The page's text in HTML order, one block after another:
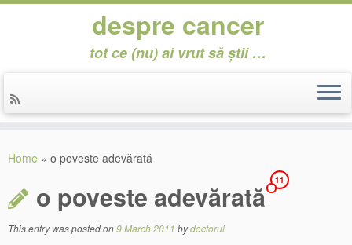
despre cancer
tot ce (nu) ai vrut să știi …
Home » o poveste adevărată
o poveste adevărată 11
This entry was posted on9 March 2011 bydoctorul